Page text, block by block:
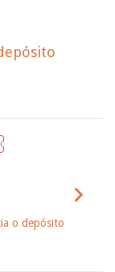
o depósito